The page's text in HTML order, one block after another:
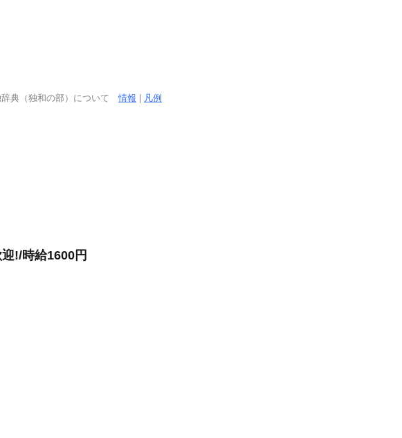
辞典（独和の部）について情報 凡例
!/時給1600円